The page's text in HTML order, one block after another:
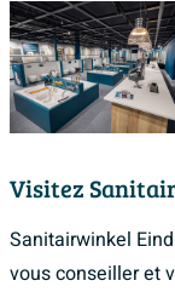
Visitez
Sanitairwinkel
vous conseiller et